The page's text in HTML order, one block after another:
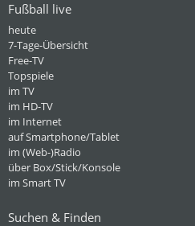
Fußball live
heute
7-Tage-Übersicht
Free-TV
Topspiele
im TV
im HD-TV
im Internet
auf Smartphone/Tablet
im (Web-)Radio
über Box/Stick/Konsole
im Smart TV
Suchen & Finden